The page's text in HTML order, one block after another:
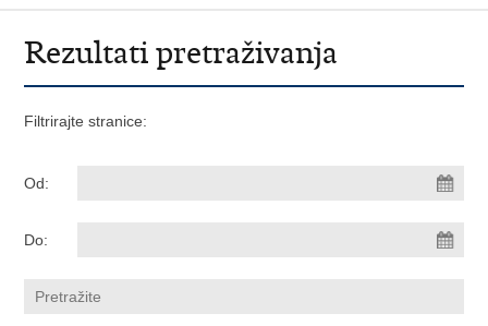
Rezultati pretraživanja
Filtrirajte stranice:
Od:
Do: